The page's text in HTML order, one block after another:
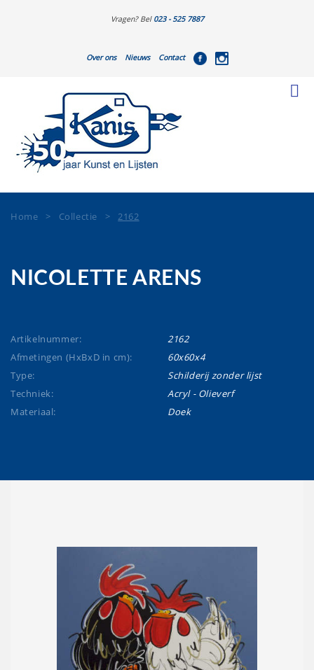
Vragen? Bel 023 - 525 7887
Over ons Nieuws Contact
Home > Collectie >2162
NICOLETTE ARENS
Artikelnummer:
2162
Afmetingen (HxBxD in cm):
60x60x4
Type:
Schilderij zonder lijst
Techniek:
Acryl - Olieverf
Materiaal:
Doek